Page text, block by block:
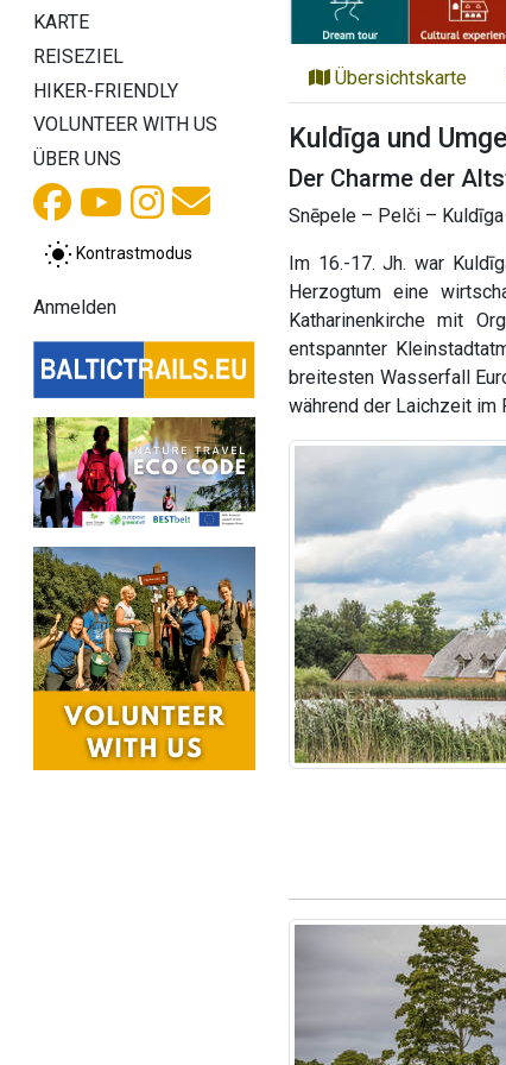
KARTE
REISEZIEL
HIKER-FRIENDLY
VOLUNTEER WITH US
ÜBER UNS
Kontrastmodus
Anmelden
Übersichtskarte
Kuldīga und
Der Charme der
Snēpele – Pelči –
Im 16.-17. Jh. war
Herzogtum eine
Katharinenkirche mit
entspannter
breitesten Wasserfall
während der Laichzeit im